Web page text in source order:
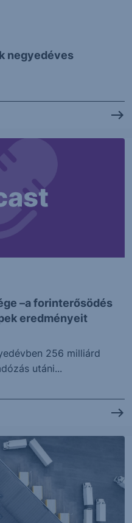
negyedéves
–a forinterősödés
eredményeit
256 milliárd
utáni...